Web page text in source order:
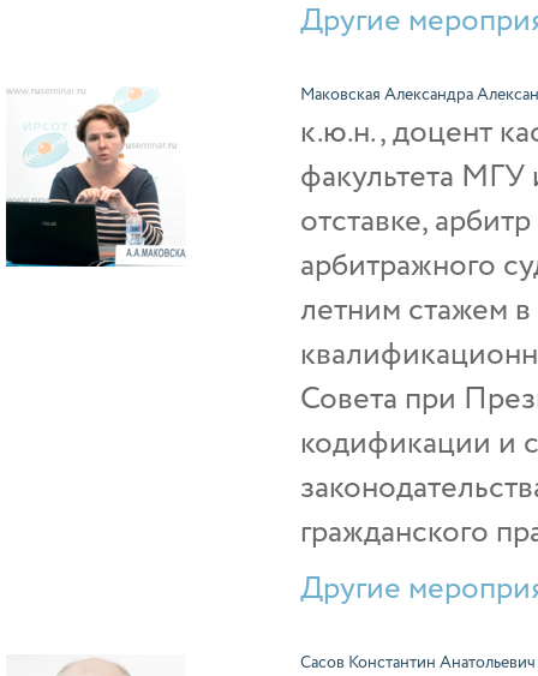
Другие
Маковская Александра
к.ю.н., доцент
факультета
отставке,
арбитражного
летним стажем
Совета при
кодификации и
гражданского
Другие
Сасов Константин Анатольевич